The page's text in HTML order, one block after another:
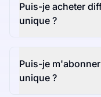
Puis-je acheter
unique ?
Puis-je
unique ?